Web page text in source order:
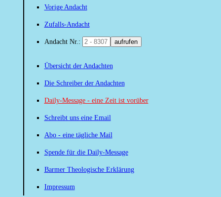
Vorige Andacht
Zufalls-Andacht
Andacht Nr.: aufrufen
Übersicht der Andachten
Die Schreiber der Andachten
Daily-Message - eine Zeit ist vorüber
Schreibt uns eine Email
Abo - eine tägliche Mail
Spende für die Daily-Message
Barmer Theologische Erklärung
Impressum